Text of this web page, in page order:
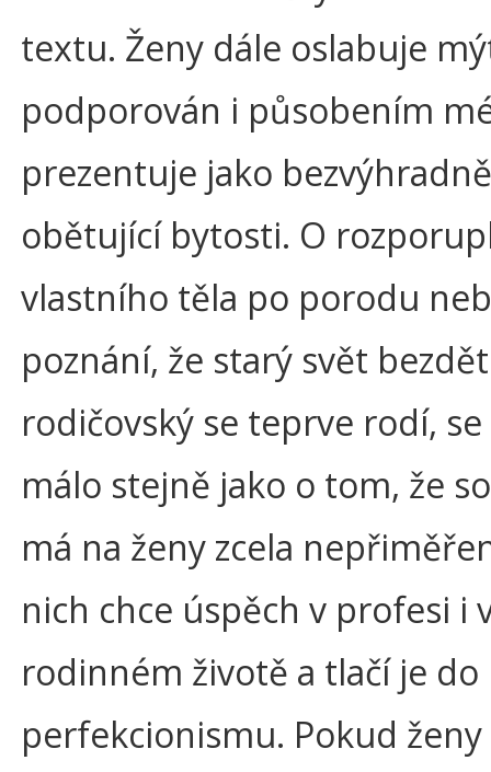
textu. Ženy dále oslabuje
podporován i působením
prezentuje jako
obětující bytosti. O
vlastního těla po porodu
poznání, že starý svět
rodičovský se teprve rodí,
málo stejně jako o tom, že
má na ženy zcela
nich chce úspěch v profesi i
rodinném životě a tlačí je
perfekcionismu. Pokud